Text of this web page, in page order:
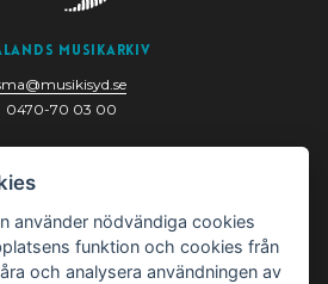
Musikarkiv
0470-70 03 00
352 33 Växjö
använder nödvändiga cookies
funktion och cookies från
och analysera användningen av